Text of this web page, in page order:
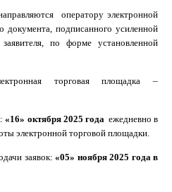
оператору электронной
документа, подписанного усиленной
по форме установленной
торговая площадка –
«16» октября 2025 годаежедневно в
электронной торговой площадки.
заявок:«05» ноября 2025 года в